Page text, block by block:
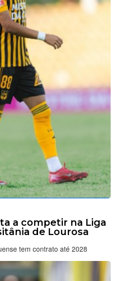
a competir na Liga
de Lourosa
tem contrato até 2028